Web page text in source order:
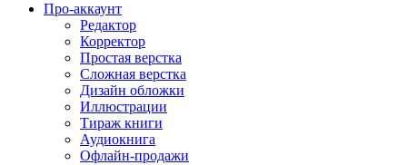
Про-аккаунт
Редактор
Корректор
Простая верстка
Сложная верстка
Дизайн обложки
Иллюстрации
Тираж книги
Аудиокнига
Офлайн-продажи